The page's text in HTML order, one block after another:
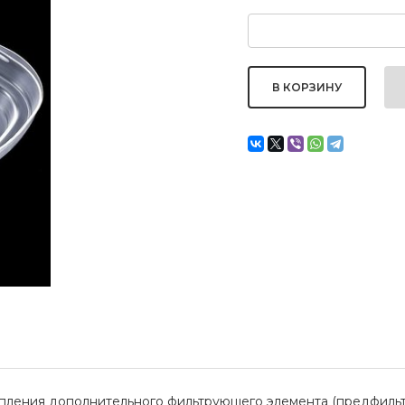
дополнительного фильтрующего элемента